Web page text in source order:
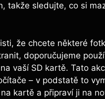
takže sledujte, co ⁢si
že chcete některé
doporučujeme‍
vaší ‌SD kartě. Tato
– ‍v podstatě to
kartě a připraví⁤ ji na